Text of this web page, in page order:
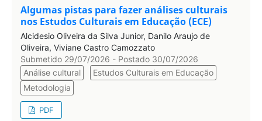
Algumas pistas para fazer análises culturais
nos Estudos Culturais em Educação (ECE)
Alcidesio Oliveira da Silva Junior, Danilo Araujo de
Oliveira, Viviane Castro Camozzato
Submetido 29/07/2026 - Postado 30/07/2026
Análise cultural
Estudos Culturais em Educação
Metodologia
PDF